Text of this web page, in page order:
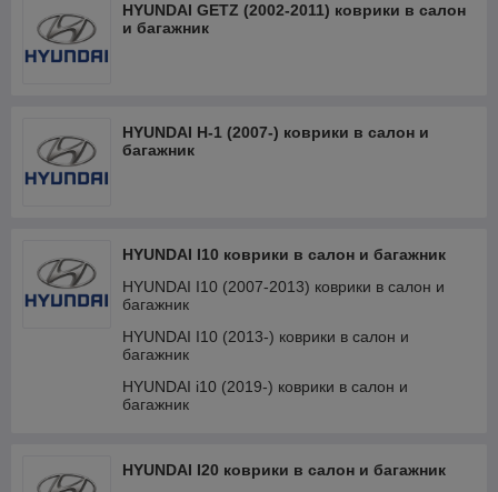
HYUNDAI GETZ (2002-2011) коврики в салон
и багажник
HYUNDAI H-1 (2007-) коврики в салон и
багажник
HYUNDAI I10 коврики в салон и багажник
HYUNDAI I10 (2007-2013) коврики в салон и
багажник
HYUNDAI I10 (2013-) коврики в салон и
багажник
HYUNDAI i10 (2019-) коврики в салон и
багажник
HYUNDAI I20 коврики в салон и багажник